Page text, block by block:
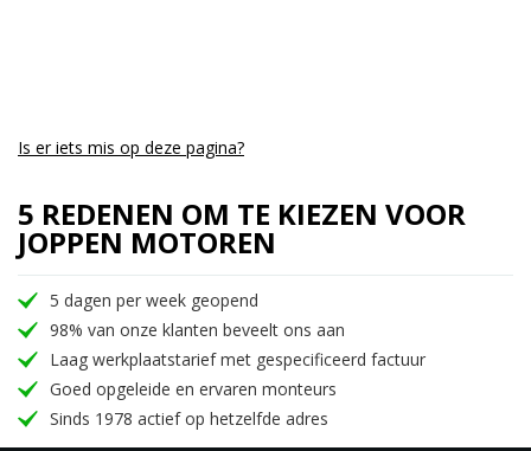
De tractie is verbeterd dankzij de brede
het vertrouwen geeft om zonder zorgen lange
ritten te maken.
De Meteor 350 is verkrijgbaar in 12 kleuren
verdeeld over 3 uitvoeringen
Is er iets mis op deze pagina?
5 REDENEN OM TE KIEZEN VOOR
JOPPEN MOTOREN
5 dagen per week geopend
98% van onze klanten beveelt ons aan
Laag werkplaatstarief met gespecificeerd factuur
Goed opgeleide en ervaren monteurs
Sinds 1978 actief op hetzelfde adres